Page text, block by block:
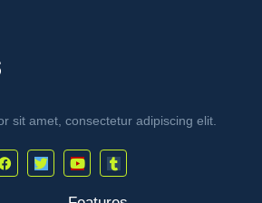
sit amet, consectetur adipiscing elit.